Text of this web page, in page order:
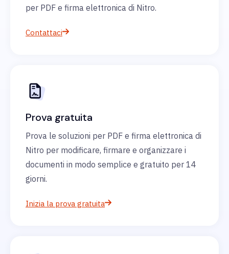
per PDF e firma elettronica di Nitro.
Contattaci
Prova gratuita
Prova le soluzioni per PDF e firma elettronica di
Nitro per modificare, firmare e organizzare i
documenti in modo semplice e gratuito per 14
giorni.
Inizia la prova gratuita